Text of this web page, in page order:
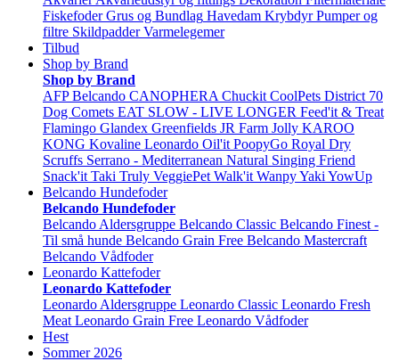
Fiskefoder Grus og Bundlag Havedam Krybdyr Pumper og
filtre Skildpadder Varmelegemer
Tilbud
Shop by Brand
Shop by Brand
AFP Belcando CANOPHERA Chuckit CoolPets District 70
Dog Comets EAT SLOW - LIVE LONGER Feed'it & Treat
Flamingo Glandex Greenfields JR Farm Jolly KAROO
KONG Kovaline Leonardo Oil'it PoopyGo Royal Dry
Scruffs Serrano - Mediterranean Natural Singing Friend
Snack'it Taki Truly VeggiePet Walk'it WanpyYaki YowUp
Belcando Hundefoder
Belcando Hundefoder
Belcando Aldersgruppe Belcando Classic Belcando Finest -
Til små hunde Belcando Grain Free Belcando Mastercraft
Belcando Vådfoder
Leonardo Kattefoder
Leonardo Kattefoder
Leonardo Aldersgruppe Leonardo Classic Leonardo Fresh
Meat Leonardo Grain Free Leonardo Vådfoder
Hest
Sommer 2026